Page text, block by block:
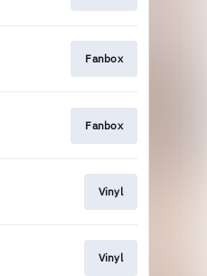
Fanbox
Fanbox
Vinyl
Vinyl